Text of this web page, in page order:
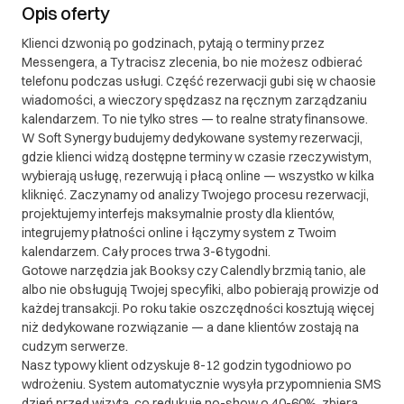
polskiego.
III. Gwarancja oraz reklamacje
II. Gwarancja oraz reklamacje 1. Gwarancja 1.1. Soft
Synergy udziela gwarancji na dostarczone
oprogramowanie na okres 12 miesięcy od daty
przekazania produktu klientowi. 1.2. Gwarancja
obejmuje błędy w funkcjonowaniu oprogramowania,
które są niezgodne z uzgodnioną specyfikacją
projektu. 1.3. Gwarancja nie obejmuje: a) Błędów
wynikających z niewłaściwego użytkowania
oprogramowania b) Modyfikacji wprowadzonych
przez klienta lub osoby trzecie c) Problemów
spowodowanych zmianami w środowisku, w którym
oprogramowanie jest używane (np. aktualizacje
systemu operacyjnego, zmiany w infrastrukturze) 1.4.
W ramach gwarancji, Soft Synergy zobowiązuje się
do bezpłatnego usunięcia zgłoszonych i
Opis oferty
Klienci dzwonią po godzinach, pytają o terminy przez
Messengera, a Ty tracisz zlecenia, bo nie możesz odbierać
telefonu podczas usługi. Część rezerwacji gubi się w chaosie
wiadomości, a wieczory spędzasz na ręcznym zarządzaniu
kalendarzem. To nie tylko stres — to realne straty finansowe.
W Soft Synergy budujemy dedykowane systemy rezerwacji,
gdzie klienci widzą dostępne terminy w czasie rzeczywistym,
wybierają usługę, rezerwują i płacą online — wszystko w kilka
kliknięć. Zaczynamy od analizy Twojego procesu rezerwacji,
projektujemy interfejs maksymalnie prosty dla klientów,
integrujemy płatności online i łączymy system z Twoim
kalendarzem. Cały proces trwa 3-6 tygodni.
Gotowe narzędzia jak Booksy czy Calendly brzmią tanio, ale
albo nie obsługują Twojej specyfiki, albo pobierają prowizje od
każdej transakcji. Po roku takie oszczędności kosztują więcej
niż dedykowane rozwiązanie — a dane klientów zostają na
cudzym serwerze.
Nasz typowy klient odzyskuje 8-12 godzin tygodniowo po
wdrożeniu. System automatycznie wysyła przypomnienia SMS